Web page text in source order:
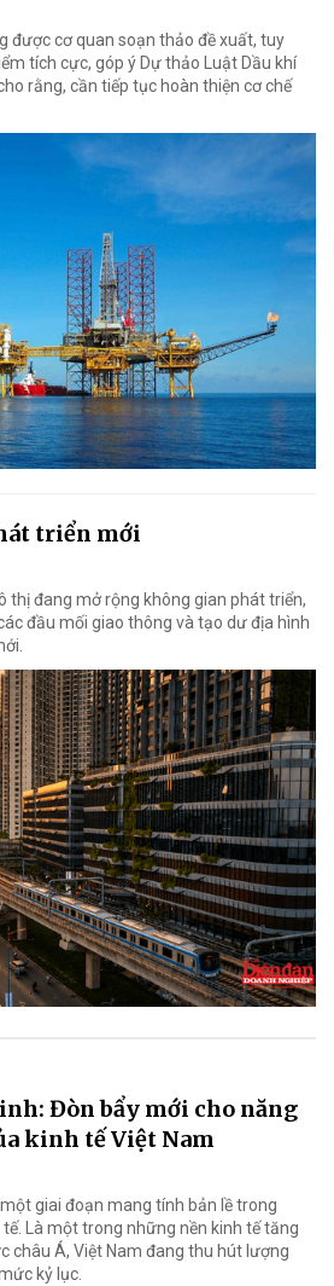
được cơ quan soạn thảo đề xuất, tuy
tích cực, góp ý Dự thảo Luật Dầu khí
rằng, cần tiếp tục hoàn thiện cơ chế
triển mới
thị đang mở rộng không gian phát triển,
đầu mối giao thông và tạo dư địa hình
Đòn bẩy mới cho năng
kinh tế Việt Nam
giai đoạn mang tính bản lề trong
Là một trong những nền kinh tế tăng
châu Á, Việt Nam đang thu hút lượng
kỷ lục.